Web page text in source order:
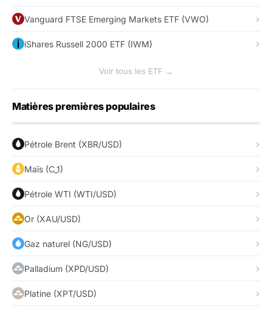
Vanguard FTSE Emerging Markets ETF (VWO)
iShares Russell 2000 ETF (IWM)
Voir tous les ETF →
Matières premières populaires
Pétrole Brent (XBR/USD)
Maïs (C_1)
Pétrole WTI (WTI/USD)
Or (XAU/USD)
Gaz naturel (NG/USD)
Palladium (XPD/USD)
Platine (XPT/USD)